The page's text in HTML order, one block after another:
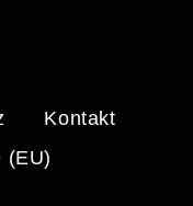
Kontakt
(EU)